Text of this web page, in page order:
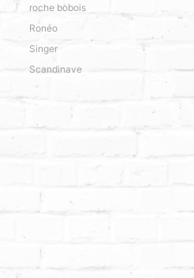
roche bobois
Ronéo
Singer
Scandinave